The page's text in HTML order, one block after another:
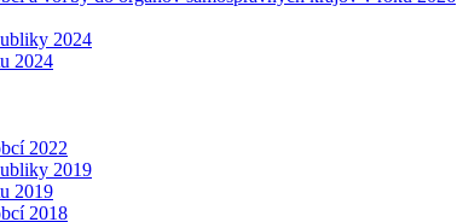
2024
2024
2022
2019
2019
2018